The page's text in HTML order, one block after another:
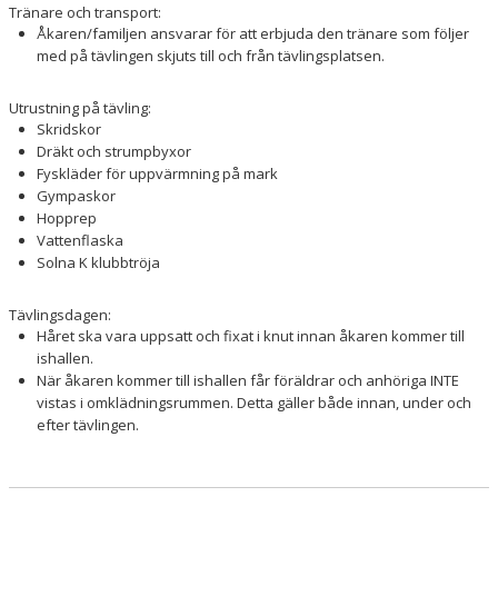
ATT TÄVLA
Tränare och transport:
Åkaren/familjen ansvarar för att erbjuda den tränare som följer
med på tävlingen skjuts till och från tävlingsplatsen.
Utrustning på tävling:
Skridskor
Dräkt och strumpbyxor
Fyskläder för uppvärmning på mark
Gympaskor
Hopprep
Vattenflaska
Solna K klubbtröja
Tävlingsdagen:
Håret ska vara uppsatt och fixat i knut innan åkaren kommer till
ishallen.
När åkaren kommer till ishallen får föräldrar och anhöriga INTE
vistas i omklädningsrummen. Detta gäller både innan, under och
efter tävlingen.